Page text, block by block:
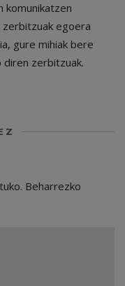
komunikatzen
egoera
gure mihiak bere
zerbitzuak.
Beharrezko